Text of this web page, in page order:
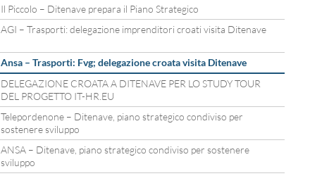
Il Piccolo – Ditenave prepara il Piano Strategico
AGI – Trasporti: delegazione imprenditori croati visita Ditenave
Ansa – Trasporti: Fvg; delegazione croata visita Ditenave
DELEGAZIONE CROATA A DITENAVE PER LO STUDY TOUR
DEL PROGETTO IT-HR.EU
Telepordenone – Ditenave, piano strategico condiviso per
sostenere sviluppo
ANSA – Ditenave, piano strategico condiviso per sostenere
sviluppo